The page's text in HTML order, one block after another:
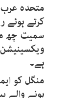
متحدہ عرب
کرتے ہوئے
سمیت چھ
ہے۔
منگل کو
ہونے والے